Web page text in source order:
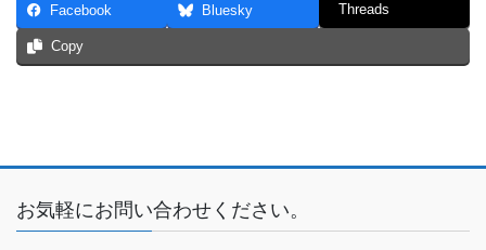
Facebook Bluesky Threads
Copy
お気軽にお問い合わせください。